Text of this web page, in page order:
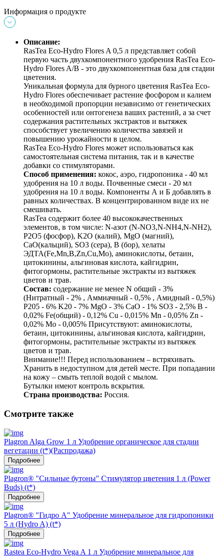
Информация о продукте
Описание:
RasTea Eco-Hydro Flores A 0,5 л представляет собой
первую часть двухкомпонентного удобрения RasTea Eco-
Hydro Flores A/B - это двухкомпонентная база для стадии
цветения.
Уникальная формула для бурного цветения RasTea Eco-
Hydro Flores обеспечивает растение фосфором и калием
в необходимой пропорции независимо от генетических
особенностей или онтогенеза ваших растений, а за счет
содержания растительных экстрактов и вытяжек
способствует увеличению количества завязей и
повышению урожайности в целом.
RasTea Eco-Hydro Flores может использоваться как
самостоятельная система питания, так и в качестве
добавки со стимуляторами.
Способ применения: кокос, аэро, гидропоника - 40 мл
удобрения на 10 л воды. Почвенные смеси - 20 мл
удобрения на 10 л воды. Компоненты А и Б добавлять в
равных количествах. В концентрированном виде их не
смешивать.
RasTea содержит более 40 высококачественных
элементов, в том числе: N-азот (N-NO3,N-NH4,N-NH2),
P2O5 (фосфор), K2O (калий), MgO (магний),
CaO(кальций), SO3 (сера), B (бор), хелаты
ЭДТА(Fe,Mn,B,Zn,Cu,Mo), аминокислоты, бетаин,
цитокинины, альгиновая кислота, кайгидрин,
фитогормоны, растительные экстракты из вытяжек
цветов и трав.
Состав: содержание не менее N общий - 3%
(Нитратный - 2% , Аммиачный - 0,5% , Амидный - 0,5%)
P205 - 6% K20 - 7% MgO - 3% CaO - 1% SO3 - 2,5% B -
0,02% Fe(общий) - 0,12% Cu - 0,015% Mn - 0,05% Zn -
0,02% Mo - 0,005% Присутствуют: аминокислоты,
бетаин, цитокинины, альгиновая кислота, кайгидрин,
фитогормоны, растительные экстракты из вытяжек
цветов и трав.
Внимание!!! Перед использованием – встряхивать.
Хранить в недоступном для детей месте. При попадании
на кожу – смыть теплой водой с мылом.
Бутылки имеют контроль вскрытия.
Страна производства: Россия.
Смотрите также
Plagron Alga Grow 1 л Удобрение органическое для стадии
вегетации (t*)(Распродажа)
Подробнее
Plagron® "Сильные бутоны" Стимулятор цветения 1 л (Power
Buds) (t*)
Подробнее
Plagron® "Гидро А" Удобрение минеральное для гидропоники
5 л (Hydro A) (t*)
Подробнее
Rastea Eco-Hydro Vega A 1 л Удобрение минеральное для